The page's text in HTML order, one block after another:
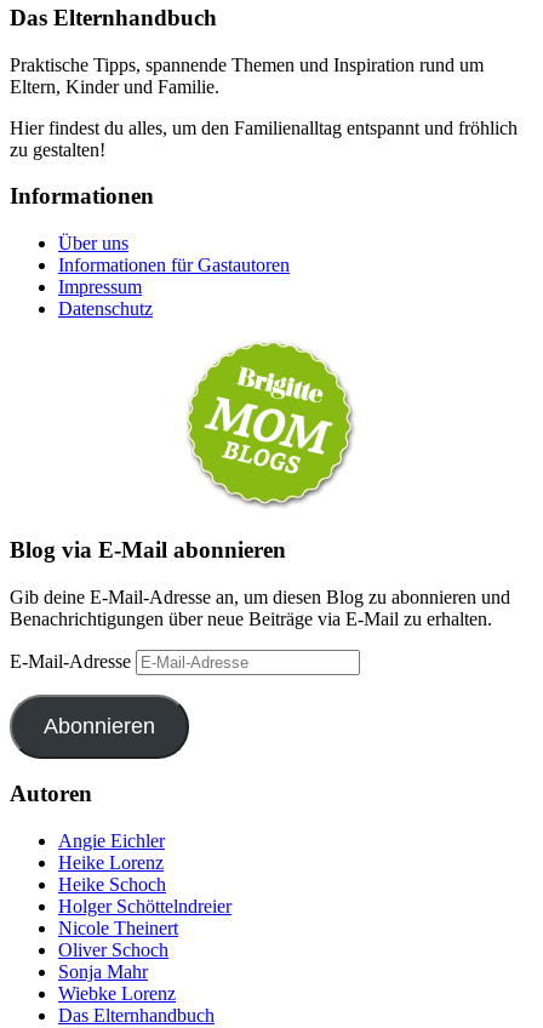
Das Elternhandbuch
Praktische Tipps, spannende Themen und Inspiration rund um
Eltern, Kinder und Familie.
Hier findest du alles, um den Familienalltag entspannt und fröhlich
zu gestalten!
Informationen
Über uns
Informationen für Gastautoren
Impressum
Datenschutz
Blog via E-Mail abonnieren
Gib deine E-Mail-Adresse an, um diesen Blog zu abonnieren und
Benachrichtigungen über neue Beiträge via E-Mail zu erhalten.
E-Mail-Adresse
Abonnieren
Autoren
Angie Eichler
Heike Lorenz
Heike Schoch
Holger Schöttelndreier
Nicole Theinert
Oliver Schoch
Sonja Mahr
Wiebke Lorenz
Das Elternhandbuch